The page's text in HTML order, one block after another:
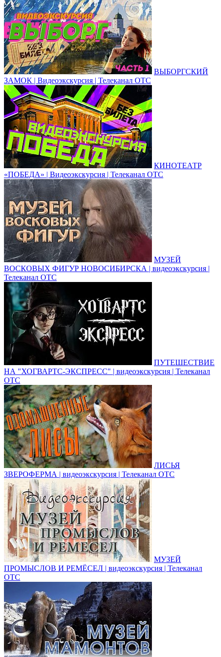
ВЫБОРГСКИЙ
ЗАМОК | Видеоэкскурсия | Телеканал ОТС
КИНОТЕАТР
«ПОБЕДА» | Видеоэкскурсия | Телеканал ОТС
МУЗЕЙ
ВОСКОВЫХ ФИГУР НОВОСИБИРСКА | видеоэкскурсия |
Телеканал ОТС
ПУТЕШЕСТВИЕ
НА "ХОГВАРТС-ЭКСПРЕСС" | видеоэкскурсия | Телеканал
ОТС
ЛИСЬЯ
ЗВЕРОФЕРМА | видеоэкскурсия | Телеканал ОТС
МУЗЕЙ
ПРОМЫСЛОВ И РЕМЁСЕЛ | видеоэкскурсия | Телеканал
ОТС